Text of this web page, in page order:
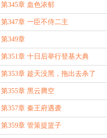
使？
第345章 血色浓郁
第347章 一臣不侍二主
第349章
第351章 十日后举行登基大典
第353章 趁天没黑，拖出去杀了
第355章 黑云腾空
第357章 秦王府遇袭
第359章 管策提篮子